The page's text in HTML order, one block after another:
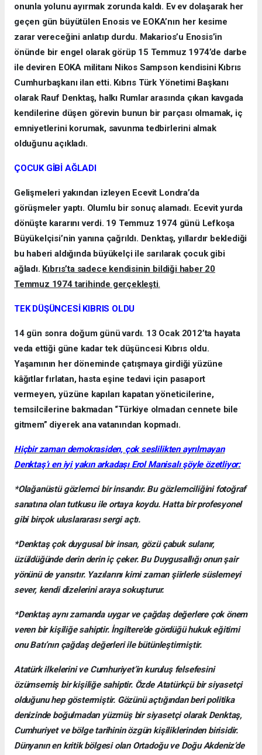
onunla yolunu ayırmak zorunda kaldı. Ev ev dolaşarak her
geçen gün büyütülen Enosis ve EOKA’nın her kesime
zarar vereceğini anlatıp durdu. Makarios’u Enosis’in
önünde bir engel olarak görüp 15 Temmuz 1974’de darbe
ile deviren EOKA militanı Nikos Sampson kendisini Kıbrıs
Cumhurbaşkanı ilan etti. Kıbrıs Türk Yönetimi Başkanı
olarak Rauf Denktaş, halkı Rumlar arasında çıkan kavgada
kendilerine düşen görevin bunun bir parçası olmamak, iç
emniyetlerini korumak, savunma tedbirlerini almak
olduğunu açıkladı.
ÇOCUK GİBİ AĞLADI
Gelişmeleri yakından izleyen Ecevit Londra’da
görüşmeler yaptı. Olumlu bir sonuç alamadı. Ecevit yurda
dönüşte kararını verdi. 19 Temmuz 1974 günü Lefkoşa
Büyükelçisi’nin yanına çağrıldı. Denktaş, yıllardır beklediği
bu haberi aldığında büyükelçi ile sarılarak çocuk gibi
ağladı. Kıbrıs’ta sadece kendisinin bildiği haber 20
Temmuz 1974 tarihinde gerçekleşti.
TEK DÜŞÜNCESİ KIBRIS OLDU
14 gün sonra doğum günü vardı. 13 Ocak 2012’ta hayata
veda ettiği güne kadar tek düşüncesi Kıbrıs oldu.
Yaşamının her döneminde çatışmaya girdiği yüzüne
kâğıtlar fırlatan, hasta eşine tedavi için pasaport
vermeyen, yüzüne kapıları kapatan yöneticilerine,
temsilcilerine bakmadan “Türkiye olmadan cennete bile
gitmem” diyerek ana vatanından kopmadı.
Hiçbir zaman demokrasiden, çok seslilikten ayrılmayan
Denktaş’ı en iyi yakın arkadaşı Erol Manisalı şöyle özetliyor:
*Olağanüstü gözlemci bir insandır. Bu gözlemciliğini fotoğraf
sanatına olan tutkusu ile ortaya koydu. Hatta bir profesyonel
gibi birçok uluslararası sergi açtı.
*Denktaş çok duygusal bir insan, gözü çabuk sulanır,
üzüldüğünde derin derin iç çeker. Bu Duygusallığı onun şair
yönünü de yansıtır. Yazılarını kimi zaman şiirlerle süslemeyi
sever, kendi dizelerini araya sokuşturur.
*Denktaş aynı zamanda uygar ve çağdaş değerlere çok önem
veren bir kişiliğe sahiptir. İngiltere’de gördüğü hukuk eğitimi
onu Batı’nın çağdaş değerleri ile bütünleştirmiştir.
Atatürk ilkelerini ve Cumhuriyet’in kuruluş felsefesini
özümsemiş bir kişiliğe sahiptir. Özde Atatürkçü bir siyasetçi
olduğunu hep göstermiştir. Gözünü açtığından beri politika
denizinde boğulmadan yüzmüş bir siyasetçi olarak Denktaş,
Cumhuriyet ve bölge tarihinin özgün kişiliklerinden birisidir.
Dünyanın en kritik bölgesi olan Ortadoğu ve Doğu Akdeniz’de